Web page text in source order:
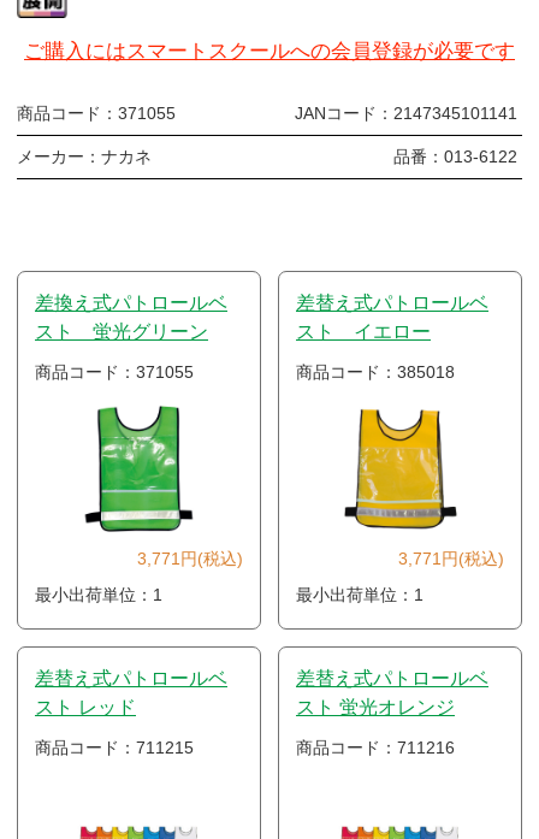
ご購入にはスマートスクールへの会員登録が必要です
商品コード： 371055 JANコード： 2147345101141
メーカー： ナカネ 品番： 013-6122
差換え式パトロールベ
スト 蛍光グリーン
商品コード：371055
3,771円(税込)
最小出荷単位：1
差替え式パトロールベ
スト イエロー
商品コード：385018
3,771円(税込)
最小出荷単位：1
差替え式パトロールベ
スト レッド
商品コード：711215
差替え式パトロールベ
スト 蛍光オレンジ
商品コード：711216